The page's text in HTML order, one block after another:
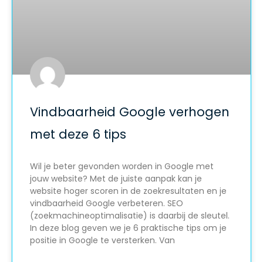
Vindbaarheid Google verhogen
met deze 6 tips
Wil je beter gevonden worden in Google met
jouw website? Met de juiste aanpak kan je
website hoger scoren in de zoekresultaten en je
vindbaarheid Google verbeteren. SEO
(zoekmachineoptimalisatie) is daarbij de sleutel.
In deze blog geven we je 6 praktische tips om je
positie in Google te versterken. Van